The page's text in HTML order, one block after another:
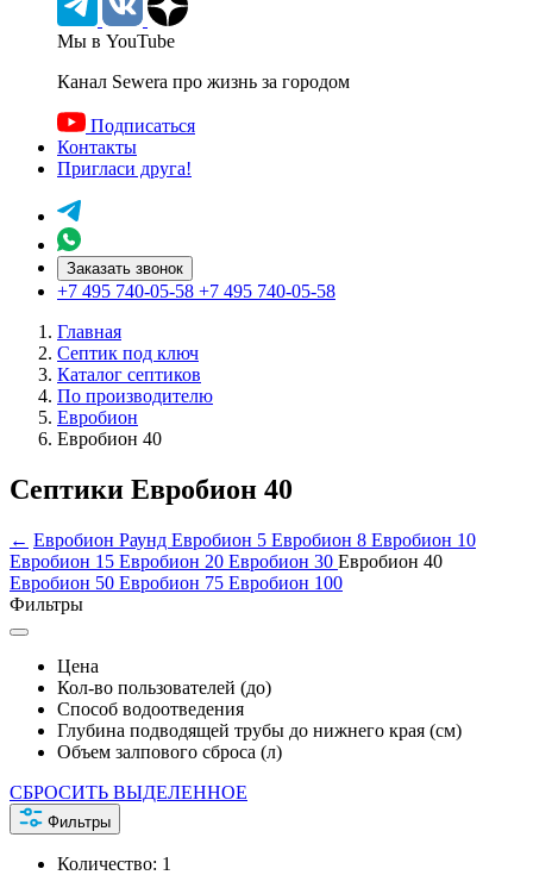
Мы в YouTube
Канал Sewera про жизнь за городом
Подписаться
Контакты
Пригласи друга!
Заказать звонок
+7 495 740-05-58 +7 495 740-05-58
Главная
Септик под ключ
Каталог септиков
По производителю
Евробион
Евробион 40
Септики Евробион 40
← Евробион Раунд Евробион 5 Евробион 8 Евробион 10
Евробион 15 Евробион 20 Евробион 30 Евробион 40
Евробион 50 Евробион 75 Евробион 100
Фильтры
Цена
Кол-во пользователей (до)
Способ водоотведения
Глубина подводящей трубы до нижнего края (см)
Объем залпового сброса (л)
СБРОСИТЬ ВЫДЕЛЕННОЕ
Фильтры
Количество: 1